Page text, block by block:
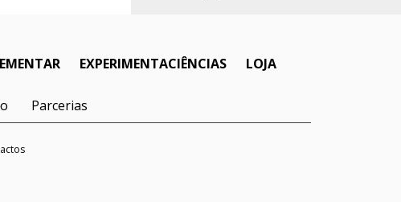
EXPERIMENTACIÊNCIAS LOJA
Parcerias